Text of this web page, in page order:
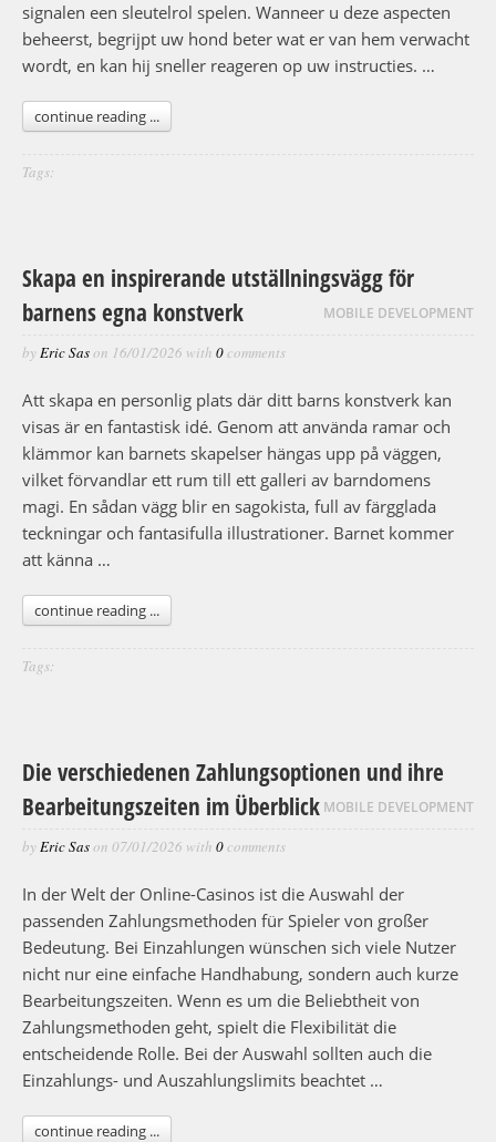
signalen een sleutelrol spelen. Wanneer u deze aspecten
beheerst, begrijpt uw hond beter wat er van hem verwacht
wordt, en kan hij sneller reageren op uw instructies. …
continue reading ...
Tags:
Skapa en inspirerande utställningsvägg för
barnens egna konstverk
MOBILE DEVELOPMENT
byEric Sason 16/01/2026 with 0comments
Att skapa en personlig plats där ditt barns konstverk kan
visas är en fantastisk idé. Genom att använda ramar och
klämmor kan barnets skapelser hängas upp på väggen,
vilket förvandlar ett rum till ett galleri av barndomens
magi. En sådan vägg blir en sagokista, full av färgglada
teckningar och fantasifulla illustrationer. Barnet kommer
att känna …
continue reading ...
Tags:
Die verschiedenen Zahlungsoptionen und ihre
Bearbeitungszeiten im Überblick MOBILE DEVELOPMENT
byEric Sason 07/01/2026 with 0comments
In der Welt der Online-Casinos ist die Auswahl der
passenden Zahlungsmethoden für Spieler von großer
Bedeutung. Bei Einzahlungen wünschen sich viele Nutzer
nicht nur eine einfache Handhabung, sondern auch kurze
Bearbeitungszeiten. Wenn es um die Beliebtheit von
Zahlungsmethoden geht, spielt die Flexibilität die
entscheidende Rolle. Bei der Auswahl sollten auch die
Einzahlungs- und Auszahlungslimits beachtet …
continue reading ...